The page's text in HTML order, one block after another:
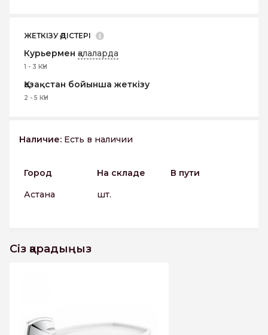
ЖЕТКІЗУ ӘДІСТЕРІ
Курьермен қалаларда
1 - 3 КҮН
Қазақстан бойынша жеткізу
2 - 5 КҮН
Наличие: Есть в наличии
Город На складе
В пути
Астана
шт.
Сіз қарадыңыз